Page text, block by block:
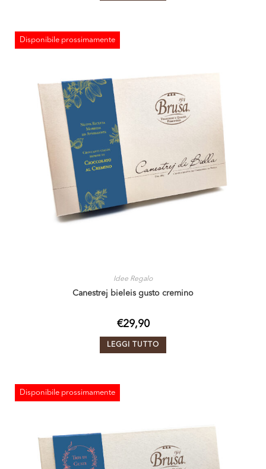
Disponibile prossimamente
ESAURITO
Idee Regalo
Canestrej bieleis gusto cremino
€29,90
LEGGI TUTTO
Disponibile prossimamente
ESAURITO